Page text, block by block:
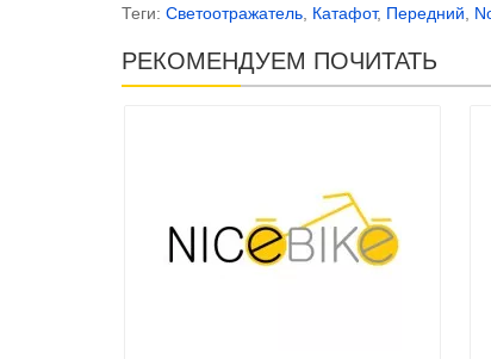
Теги: Светоотражатель Катафот, Передний
РЕКОМЕНДУЕМ ПОЧИТАТЬ